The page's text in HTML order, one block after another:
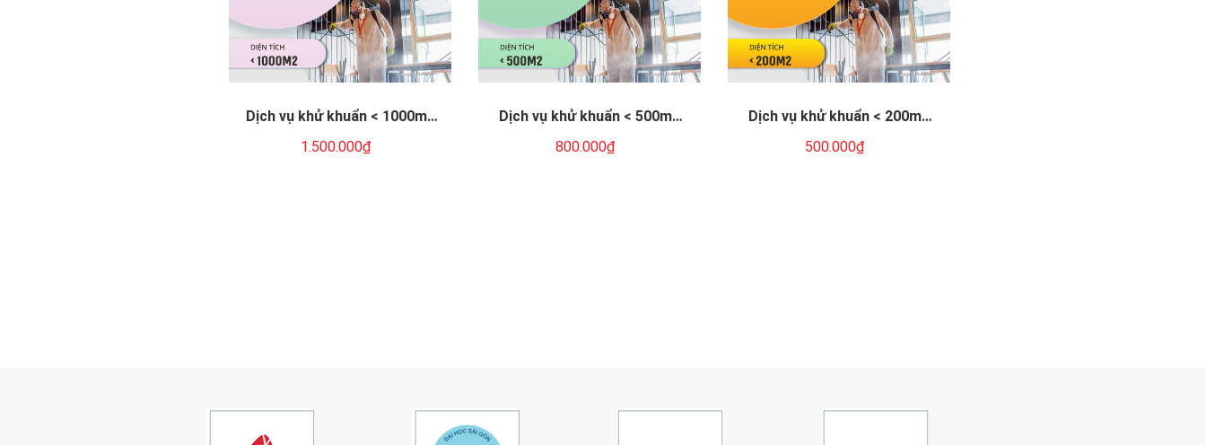
Dịch vụ khử khuẩn < 1000m2
(Khu vực: TP.HCM - 01 lần)
1.500.000₫
Dịch vụ khử khuẩn < 500m2
(Khu vực: TP.HCM - 01 lần)
800.000₫
Dịch vụ khử khuẩn < 200m2
500.000₫